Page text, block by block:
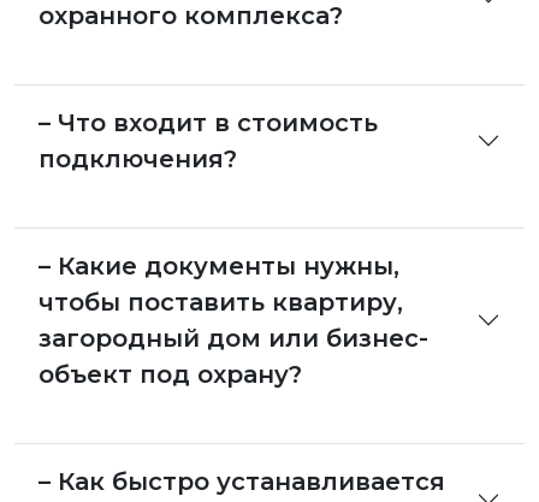
охранного комплекса?
– Что входит в стоимость
подключения?
– Какие документы нужны,
чтобы поставить квартиру,
загородный дом или бизнес-
объект под охрану?
– Как быстро устанавливается